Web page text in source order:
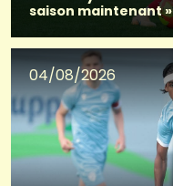
saison maintenant »
04/08/2026